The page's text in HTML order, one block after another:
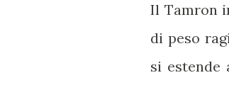
Il Tamron
di peso
si estende